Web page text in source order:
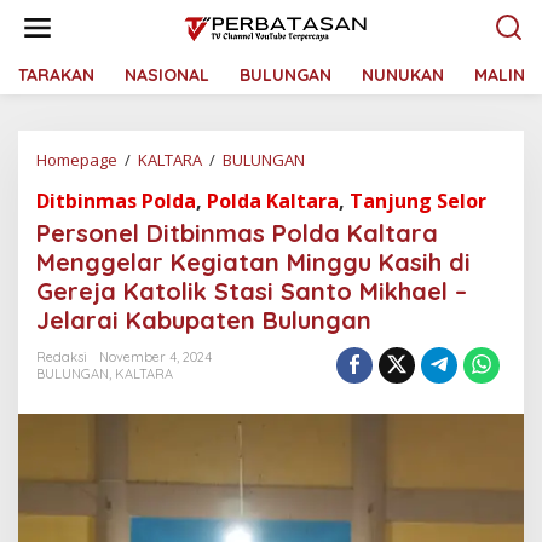
t
TARAKAN NASIONAL BULUNGAN NUNUKAN
Homepage / KALTARA / BULUNGAN
r
s
o
n
e
l
D
i
a
Ditbinmas Polda, Polda Kaltara, Tanjung Selor
Personel Ditbinmas Polda Kaltara
Menggelar Kegiatan Minggu Kasih di
Gereja Katolik Stasi Santo Mikhael –
Jelarai Kabupaten Bulungan
Redaksi
November 4, 2024
BULUNGAN, KALTARA